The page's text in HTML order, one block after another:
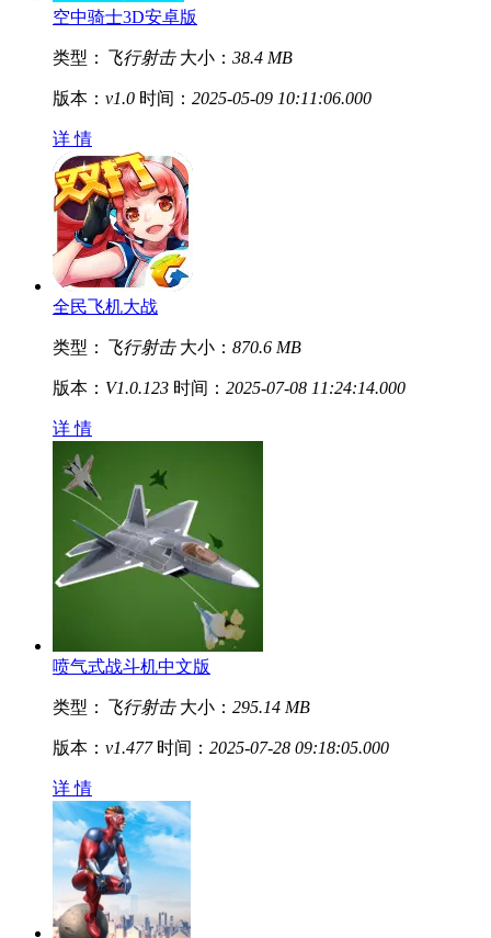
空中骑士3D安卓版
类型： 飞行射击 大小： 38.4 MB
版本： v1.0 时间： 2025-05-09 10:11:06.000
详 情
全民飞机大战
类型： 飞行射击 大小： 870.6 MB
版本： V1.0.123 时间： 2025-07-08 11:24:14.000
详 情
喷气式战斗机中文版
类型： 飞行射击 大小： 295.14 MB
版本： v1.477 时间： 2025-07-28 09:18:05.000
详 情